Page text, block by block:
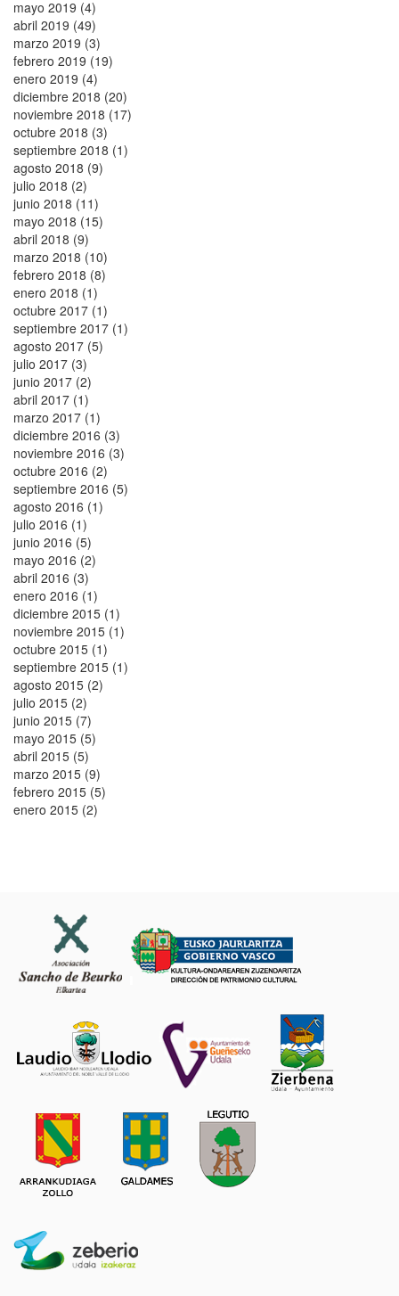
mayo 2019 (4)
abril 2019 (49)
marzo 2019 (3)
febrero 2019 (19)
enero 2019 (4)
diciembre 2018 (20)
noviembre 2018 (17)
octubre 2018 (3)
septiembre 2018 (1)
agosto 2018 (9)
julio 2018 (2)
junio 2018 (11)
mayo 2018 (15)
abril 2018 (9)
marzo 2018 (10)
febrero 2018 (8)
enero 2018 (1)
octubre 2017 (1)
septiembre 2017 (1)
agosto 2017 (5)
julio 2017 (3)
junio 2017 (2)
abril 2017 (1)
marzo 2017 (1)
diciembre 2016 (3)
noviembre 2016 (3)
octubre 2016 (2)
septiembre 2016 (5)
agosto 2016 (1)
julio 2016 (1)
junio 2016 (5)
mayo 2016 (2)
abril 2016 (3)
enero 2016 (1)
diciembre 2015 (1)
noviembre 2015 (1)
octubre 2015 (1)
septiembre 2015 (1)
agosto 2015 (2)
julio 2015 (2)
junio 2015 (7)
mayo 2015 (5)
abril 2015 (5)
marzo 2015 (9)
febrero 2015 (5)
enero 2015 (2)